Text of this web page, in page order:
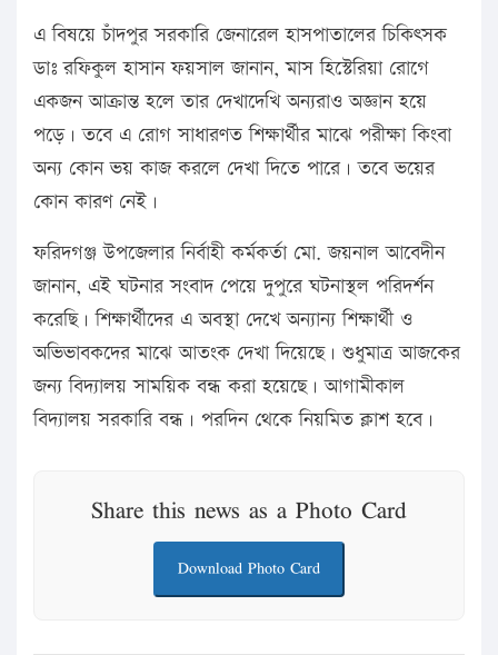
এ বিষয়ে চাঁদপুর সরকারি জেনারেল হাসপাতালের চিকিৎসক
ডাঃ রফিকুল হাসান ফয়সাল জানান, মাস হিস্টেরিয়া রোগে
একজন আক্রান্ত হলে তার দেখাদেখি অন্যরাও অজ্ঞান হয়ে
পড়ে। তবে এ রোগ সাধারণত শিক্ষার্থীর মাঝে পরীক্ষা কিংবা
অন্য কোন ভয় কাজ করলে দেখা দিতে পারে। তবে ভয়ের
কোন কারণ নেই।
ফরিদগঞ্জ উপজেলার নির্বাহী কর্মকর্তা মো. জয়নাল আবেদীন
জানান, এই ঘটনার সংবাদ পেয়ে দুপুরে ঘটনাস্থল পরিদর্শন
করেছি। শিক্ষার্থীদের এ অবস্থা দেখে অন্যান্য শিক্ষার্থী ও
অভিভাবকদের মাঝে আতংক দেখা দিয়েছে। শুধুমাত্র আজকের
জন্য বিদ্যালয় সাময়িক বন্ধ করা হয়েছে। আগামীকাল
বিদ্যালয় সরকারি বন্ধ। পরদিন থেকে নিয়মিত ক্লাশ হবে।
Share this news as a Photo Card
Download Photo Card